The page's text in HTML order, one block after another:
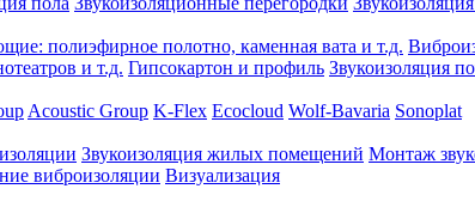
полиэфирное полотно, каменная вата и т.д.
и т.д. Гипсокартон и профиль Звукоизоляция
Acoustic Group K-Flex Ecocloud Wolf-Bavaria Sonoplat
Звукоизоляция жилых помещений Монтаж
виброизоляции Визуализация